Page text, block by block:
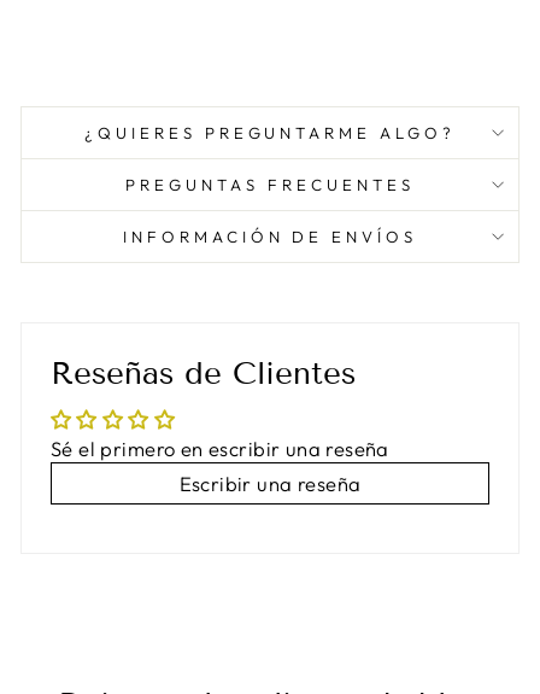
¿QUIERES PREGUNTARME ALGO?
PREGUNTAS FRECUENTES
INFORMACIÓN DE ENVÍOS
Reseñas de Clientes
Sé el primero en escribir una reseña
Escribir una reseña